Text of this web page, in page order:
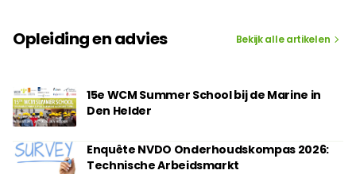
Opleiding en advies Bekijk alle artikelen
15e WCM Summer School bij de Marine in
Den Helder
Enquête NVDO Onderhoudskompas 2026:
Technische Arbeidsmarkt